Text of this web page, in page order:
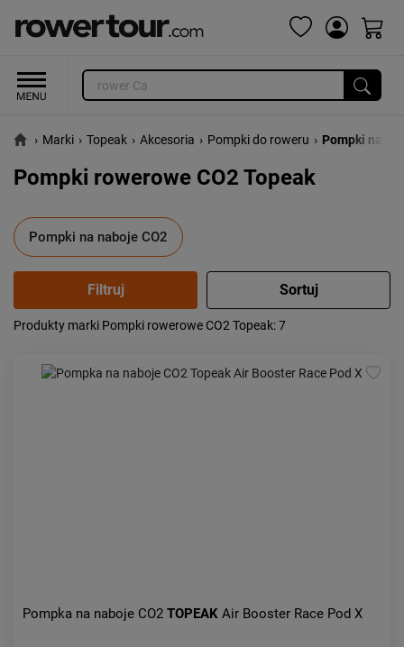
› Marki › Topeak › Akcesoria › Pompki do roweru › Pompki na
Pompki rowerowe CO2 Topeak
Pompki na naboje CO2
Popularność:
od najwyższej
Produkty marki Pompki rowerowe CO2 Topeak: 7
Pompka na naboje CO2 TOPEAK Air Booster Race Pod X